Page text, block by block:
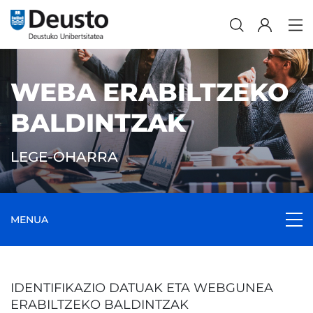
WEBA ERABILTZEKO
BALDINTZAK
LEGE-OHARRA
MENUA
IDENTIFIKAZIO DATUAK ETA WEBGUNEA
ERABILTZEKO BALDINTZAK